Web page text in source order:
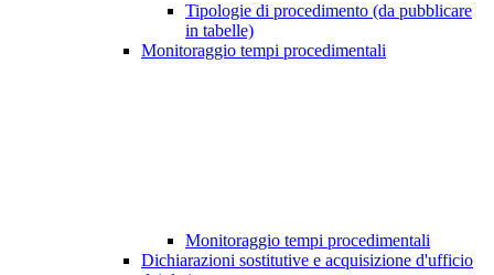
Tipologie di procedimento (da pubblicare
in tabelle)
Monitoraggio tempi procedimentali
Monitoraggio tempi procedimentali
Dichiarazioni sostitutive e acquisizione d'ufficio